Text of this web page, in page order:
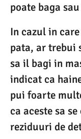
poate baga
In cazul in
pata, ar trebui
sa il bagi in
indicat ca
pui foarte
ca aceste sa
reziduuri de